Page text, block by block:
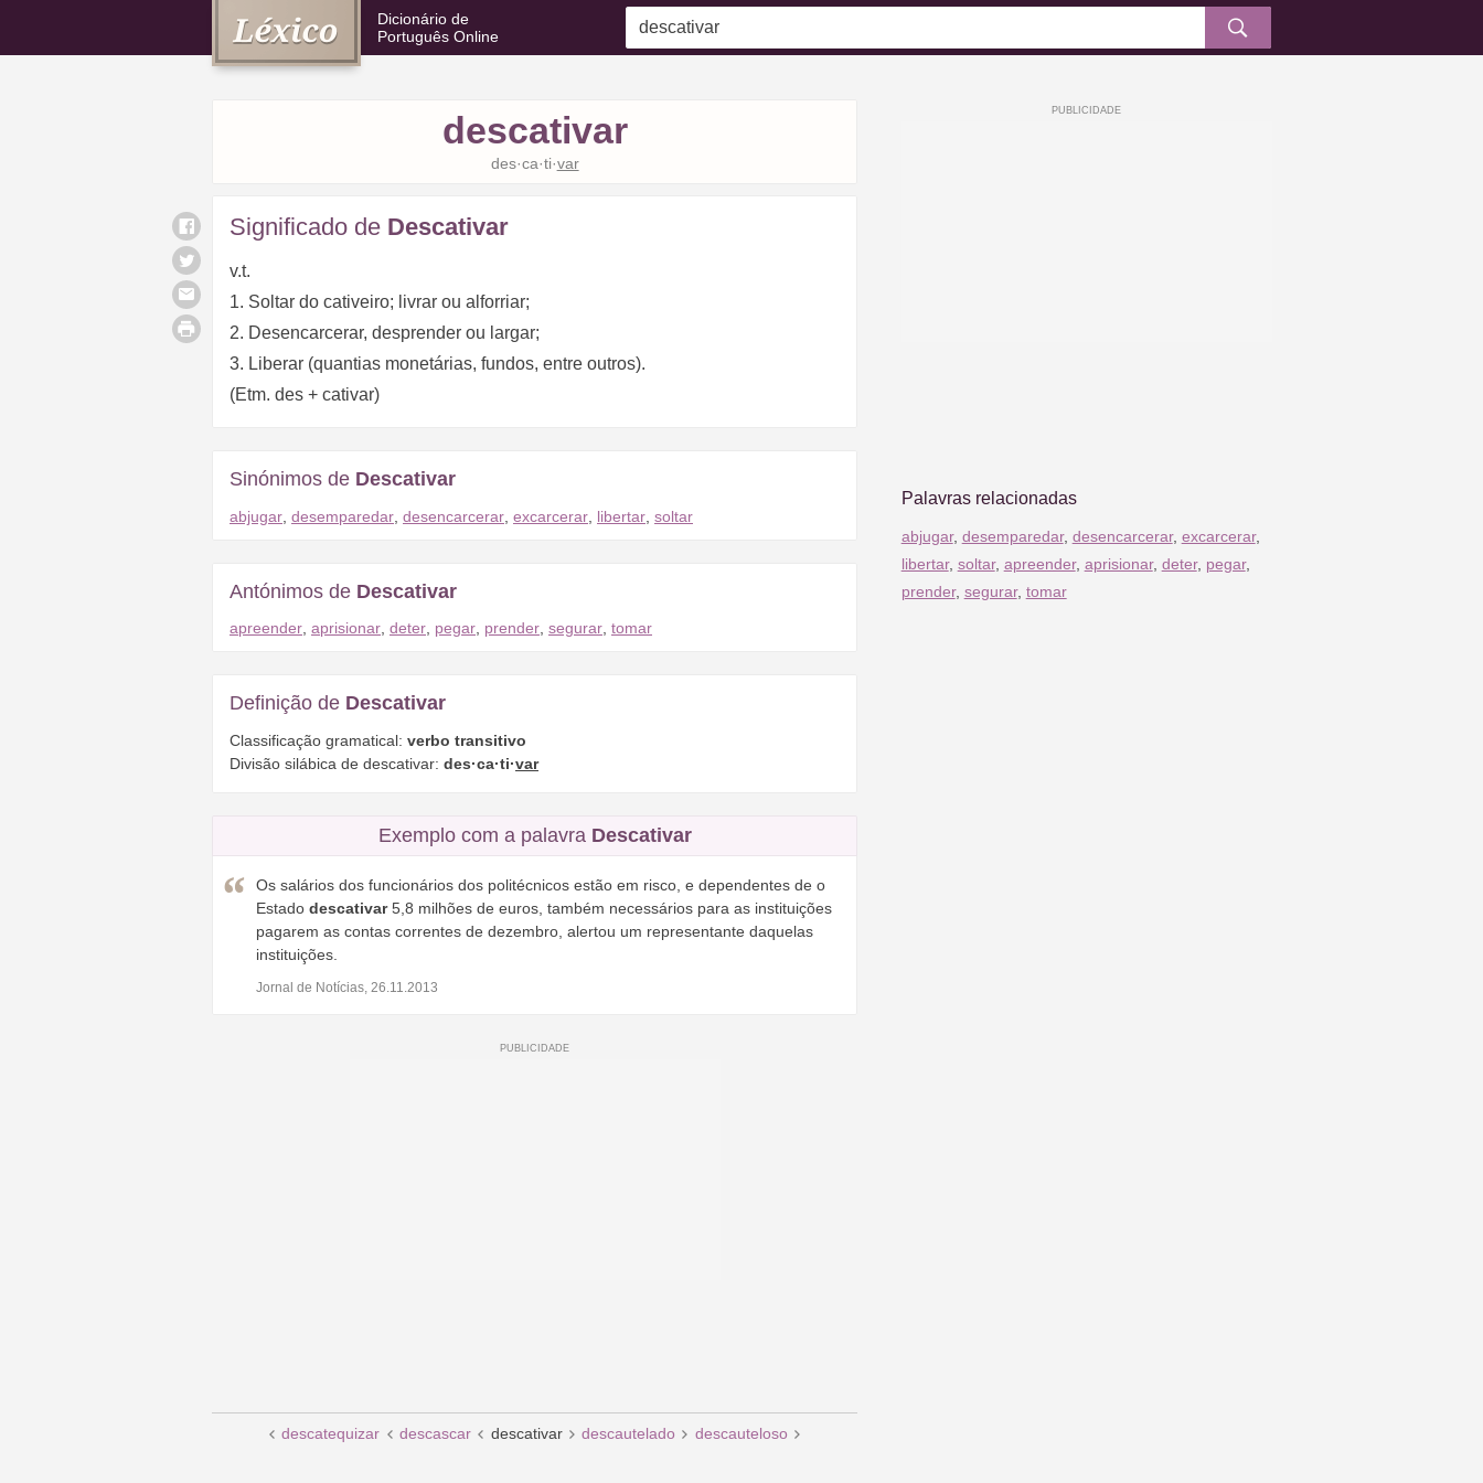
Dicionário de
Português Online
descativar
des·ca·ti·var
Significado de Descativar
v.t.
1. Soltar do cativeiro; livrar ou alforriar;
2. Desencarcerar, desprender ou largar;
3. Liberar (quantias monetárias, fundos, entre outros).
(Etm. des + cativar)
Sinónimos de Descativar
abjugar desemparedar desencarcerar excarcerar libertar soltar
Antónimos de Descativar
apreender, aprisionar, deter, pegar, prender, segurar, tomar
Definição de Descativar
Classificação gramatical: verbo transitivo
Divisão silábica de descativar: des·ca·ti·var
Exemplo com a palavra Descativar
Os salários dos funcionários dos politécnicos estão em risco, e dependentes de o
Estado descativar5,8 milhões de euros, também necessários para as instituições
pagarem as contas correntes de dezembro, alertou um representante daquelas
instituições.
Jornal de Notícias, 26.11.2013
descatequizar descascar descativar descautelado descauteloso
Palavras relacionadas
abjugar, desemparedar, desencarcerar, excarcerar,
libertar, soltar, apreender, aprisionar, deter, pegar,
prender, segurar, tomar